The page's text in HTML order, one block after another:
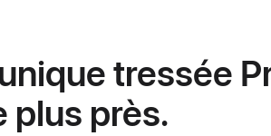
tressée
plus près.